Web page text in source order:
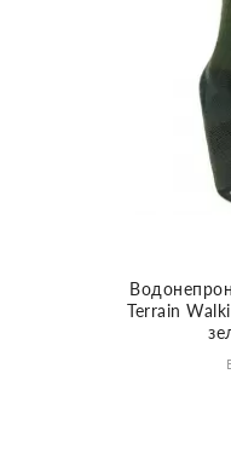
Terrain